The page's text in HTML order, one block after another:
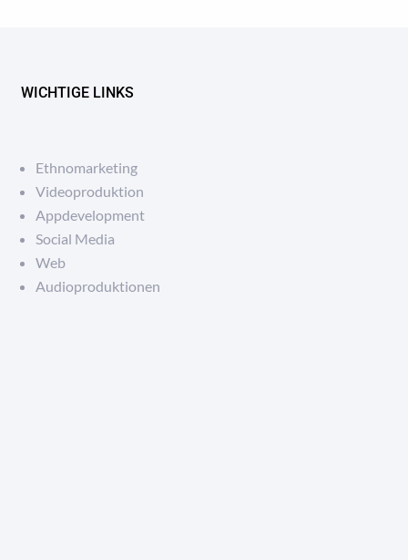
WICHTIGE LINKS
Ethnomarketing
Videoproduktion
Appdevelopment
Social Media
Web
Audioproduktionen